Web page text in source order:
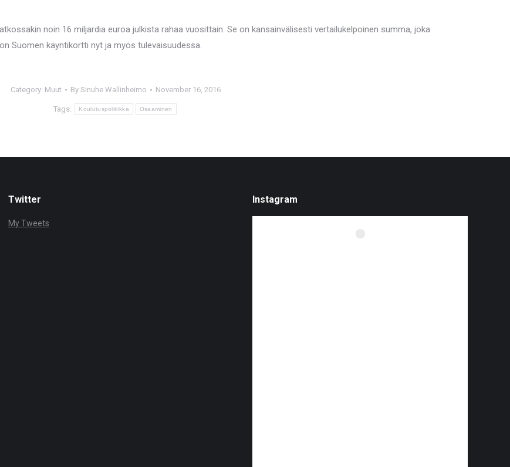
noin 16 miljardia euroa julkista rahaa vuosittain. Se on kansainvälisesti vertailukelpoinen summa, joka
Suomen käyntikortti nyt ja myös tulevaisuudessa.
Category: Muut By Sinuhe Wallinheimo November 16, 2016
Tags: Koulutuspolitiikka Osaaminen
Twitter
My Tweets
Instagram